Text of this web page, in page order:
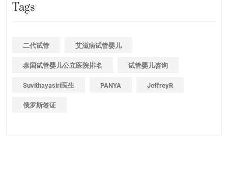
Tags
二代试管 艾滋病试管婴儿
泰国试管婴儿公立医院排名 试管婴儿咨询
Suvithayasiri医生 PANYA JeffreyR
俄罗斯签证